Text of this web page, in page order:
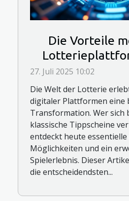
Die Vorteile
neues
27. Juli 2025 10:02
Die Welt der Lotterie
digitaler Plattformen eine
Transformation. Wer sich
klassische Tippscheine
entdeckt heute essentielle
Möglichkeiten und ein
Spielerlebnis. Dieser
die entscheidendsten...